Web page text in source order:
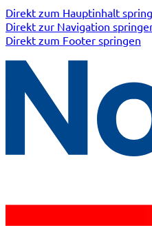
Direkt zum Hauptinhalt
Direkt zur Navigation
Direkt zum Footer springen